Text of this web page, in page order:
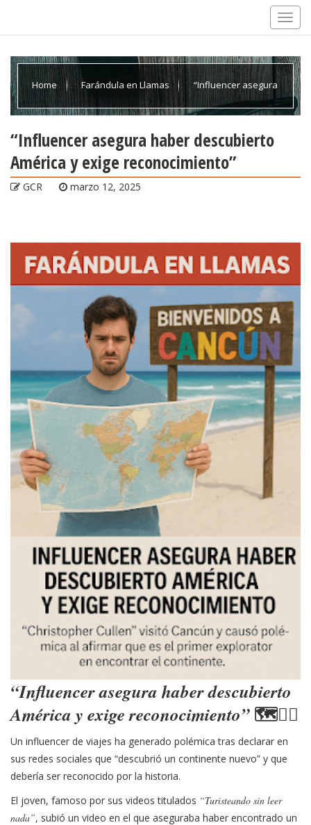
Home Farándula en Llamas “Influencer asegura
“Influencer asegura haber descubierto
América y exige reconocimiento”
GCR marzo 12, 2025
“Influencer asegura haber descubierto
América y exige reconocimiento” 🗺️🤦‍♂️
Un influencer de viajes ha generado polémica tras declarar en
sus redes sociales que “descubrió un continente nuevo” y que
debería ser reconocido por la historia.
El joven, famoso por sus videos titulados “Turisteando sin leer
nada”, subió un video en el que aseguraba haber encontrado un